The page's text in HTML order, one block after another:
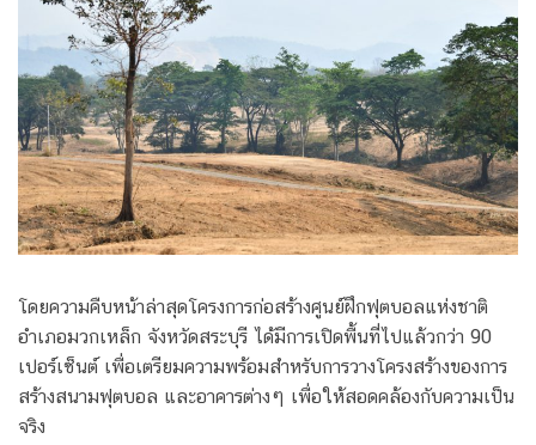
โดยความคืบหน้าล่าสุดโครงการก่อสร้างศูนย์ฝึกฟุตบอลแห่งชาติ
อำเภอมวกเหล็ก จังหวัดสระบุรี ได้มีการเปิดพื้นที่ไปแล้วกว่า 90
เปอร์เซ็นต์ เพื่อเตรียมความพร้อมสำหรับการวางโครงสร้างของการ
สร้างสนามฟุตบอล และอาคารต่างๆ เพื่อให้สอดคล้องกับความเป็น
จริง